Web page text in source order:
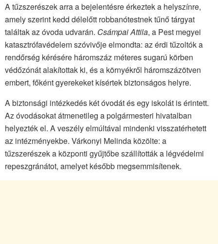
A tűzszerészek arra a bejelentésre érkeztek a helyszínre,
amely szerint kedd délelőtt robbanótestnek tűnő tárgyat
találtak az óvoda udvarán. Csámpai Attila, a Pest megyei
katasztrófavédelem szóvivője elmondta: az érdi tűzoltók a
rendőrség kérésére háromszáz méteres sugarú körben
védőzónát alakítottak ki, és a környékről háromszázötven
embert, főként gyerekeket kísértek biztonságos helyre.
A biztonsági intézkedés két óvodát és egy iskolát is érintett.
Az óvodásokat átmenetileg a polgármesteri hivatalban
helyezték el. A veszély elmúltával mindenki visszatérhetett
az intézményekbe. Várkonyi Melinda közölte: a
tűzszerészek a központi gyűjtőbe szállították a légvédelmi
repeszgránátot, amelyet később megsemmisítenek.